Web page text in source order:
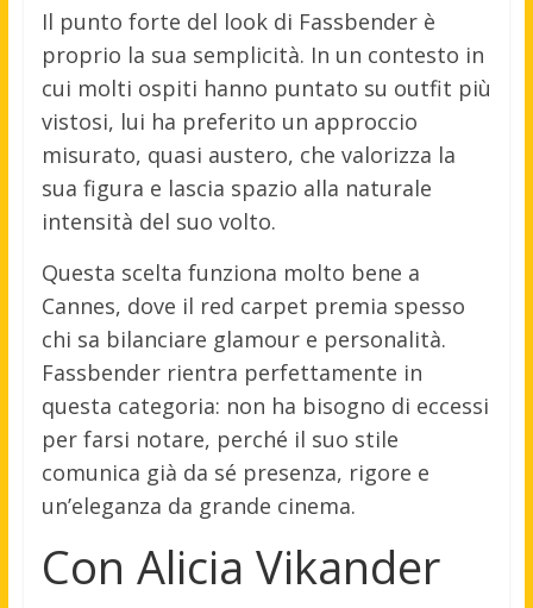
Il punto forte del look di Fassbender è
proprio la sua semplicità. In un contesto in
cui molti ospiti hanno puntato su outfit più
vistosi, lui ha preferito un approccio
misurato, quasi austero, che valorizza la
sua figura e lascia spazio alla naturale
intensità del suo volto.
Questa scelta funziona molto bene a
Cannes, dove il red carpet premia spesso
chi sa bilanciare glamour e personalità.
Fassbender rientra perfettamente in
questa categoria: non ha bisogno di eccessi
per farsi notare, perché il suo stile
comunica già da sé presenza, rigore e
un’eleganza da grande cinema.
Con Alicia Vikander